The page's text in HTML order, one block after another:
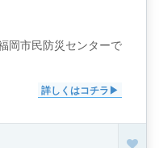
岡市民防災センターで
詳しくはコチラ